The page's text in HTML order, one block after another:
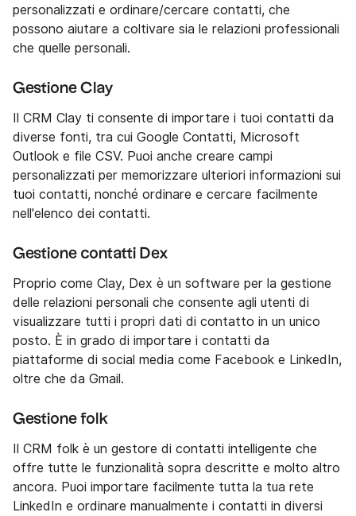
personalizzati e ordinare/cercare contatti, che
possono aiutare a coltivare sia le relazioni professionali
che quelle personali.
Gestione Clay
Il CRM Clay ti consente di importare i tuoi contatti da
diverse fonti, tra cui Google Contatti, Microsoft
Outlook e file CSV. Puoi anche creare campi
personalizzati per memorizzare ulteriori informazioni sui
tuoi contatti, nonché ordinare e cercare facilmente
nell'elenco dei contatti.
Gestione contatti Dex
Proprio come Clay, Dex è un software per la gestione
delle relazioni personali che consente agli utenti di
visualizzare tutti i propri dati di contatto in un unico
posto. È in grado di importare i contatti da
piattaforme di social media come Facebook e LinkedIn,
oltre che da Gmail.
Gestione folk
Il CRM folk è un gestore di contatti intelligente che
offre tutte le funzionalità sopra descritte e molto altro
ancora. Puoi importare facilmente tutta la tua rete
LinkedIn e ordinare manualmente i contatti in diversi